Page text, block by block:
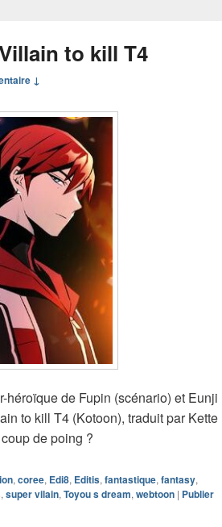
to kill T4
↓
de Fupin (scénario) et Eunji
to kill T4 (Kotoon), traduit par Kette
de poing ?
,coree, Edi8, Editis,fantastique,fantasy,
,super vilain,Toyou s dream,webtoon | Publier